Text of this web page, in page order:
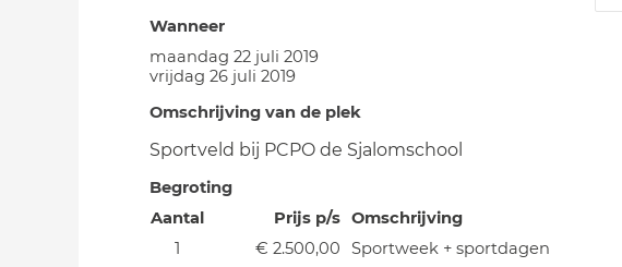
Wanneer
maandag 22 juli 2019
vrijdag 26 juli 2019
Omschrijving van de plek
Sportveld bij PCPO de Sjalomschool
Begroting
Aantal
Prijs p/s Omschrijving
1
€ 2.500,00 Sportweek + sportdagen